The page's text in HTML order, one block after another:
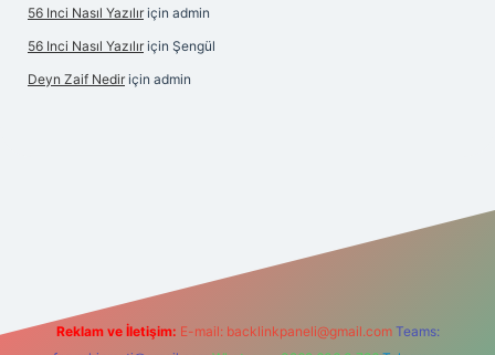
56 Inci Nasıl Yazılır için admin
56 Inci Nasıl Yazılır için Şengül
Deyn Zaif Nedir için admin
Reklam ve İletişim: E-mail: backlinkpaneli@gmail.com Teams: